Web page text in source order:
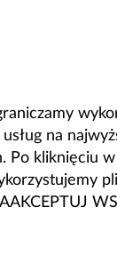
na
Po kliknięciu